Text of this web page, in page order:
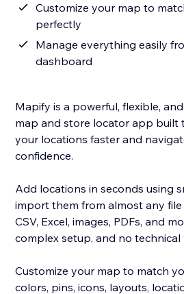
Customize your map to
perfectly
Manage everything easily
dashboard
Mapify is a powerful, flexible,
map and store locator app built
your locations faster and
confidence.
Add locations in seconds using
import them from almost any
CSV, Excel, images, PDFs, and
complex setup, and no technical
Customize your map to match
colors, pins, icons, layouts,